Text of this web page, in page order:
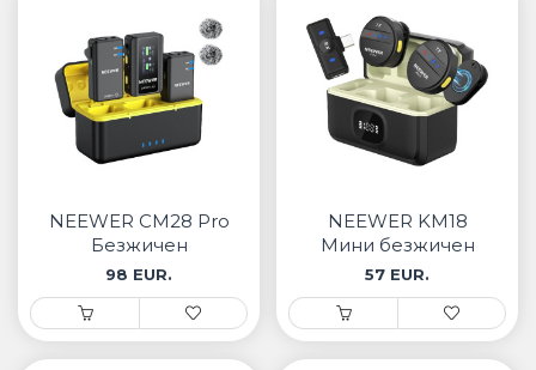
NEEWER CM28 Pro
Безжичен
микрофон систем
со преносно
куќиште за
полнење
98 EUR.
NEEWER KM18
Mини безжичен
микрофон сет
57 EUR.
ТАБЛЕТИ
• Xiaomi
РЕМЕНИ ЗА ЧАСОВНИК
• Apple watch
• Galaxy watch